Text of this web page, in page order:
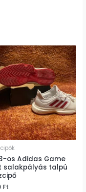
os Adidas Game
salakpályás talpú
Ft